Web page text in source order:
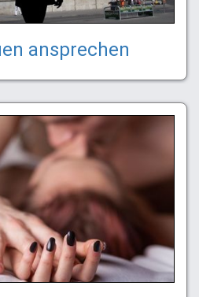
ansprechen